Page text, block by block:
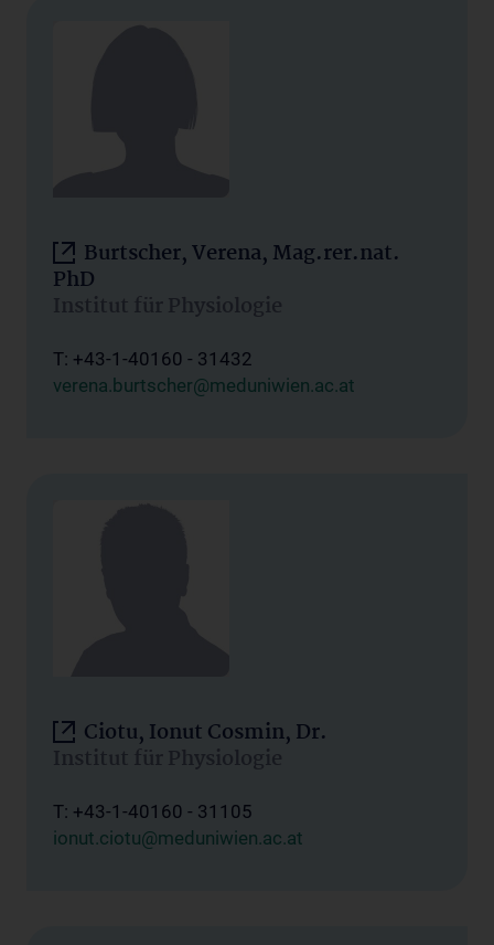
Burtscher, Verena, Mag.rer.nat.
PhD
Institut für Physiologie
T: +43-1-40160 - 31432
verena.burtscher@meduniwien.ac.at
Ciotu, Ionut Cosmin, Dr.
Institut für Physiologie
T: +43-1-40160 - 31105
ionut.ciotu@meduniwien.ac.at